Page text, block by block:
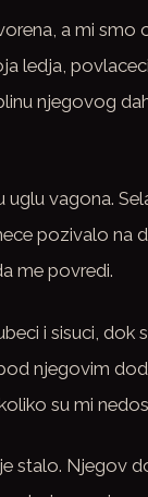
a mi smo
ledja,
njegovog
vagona.
pozivalo na
me povredi.
i sisuci, dok
njegovim
su mi
stalo. Njegov